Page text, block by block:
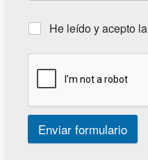
He leído y acepto la
Enviar formulario